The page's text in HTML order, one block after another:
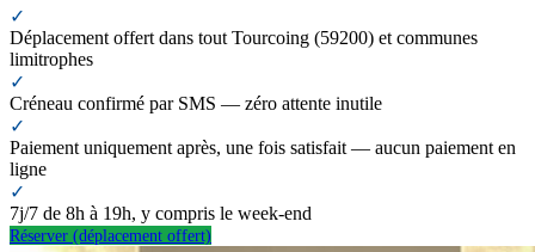
✓
Déplacement offert dans tout Tourcoing (59200) et communes
limitrophes
✓
Créneau confirmé par SMS — zéro attente inutile
✓
Paiement uniquement après, une fois satisfait — aucun paiement en
ligne
✓
7j/7 de 8h à 19h, y compris le week-end
Réserver (déplacement offert)